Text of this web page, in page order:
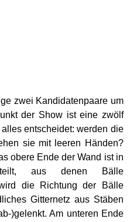
zwei Kandidatenpaare um
der Show ist eine zwölf
entscheidet: werden die
sie mit leeren Händen?
obere Ende der Wand ist in
aus denen Bälle
die Richtung der Bälle
Gitternetz aus Stäben
)gelenkt. Am unteren Ende